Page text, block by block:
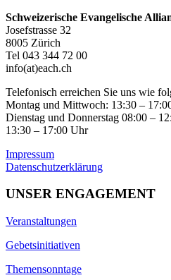
Schweizerische Evangelische
Josefstrasse 32
8005 Zürich
Tel 043 344 72 00
info(at)each.ch
Telefonisch erreichen Sie uns wie
Montag und Mittwoch: 13:30 –
Dienstag und Donnerstag 08:00 –
13:30 – 17:00 Uhr
Impressum
Datenschutzerklärung
UNSER ENGAGEMENT
Veranstaltungen
Gebetsinitiativen
Themensonntage